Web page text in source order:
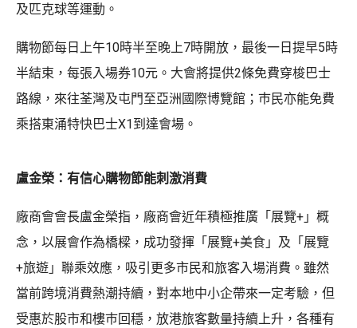
及匹克球等運動。
購物節每日上午10時半至晚上7時開放，最後一日提早5時
半結束，每張入場券10元。大會將提供2條免費穿梭巴士
路線，來往荃灣及屯門至亞洲國際博覽館；巿民亦能免費
乘搭東涌特快巴士X1到達會場。
盧金榮：有信心購物節能刺激消費
廠商會會長盧金榮指，廠商會近年積極推廣「展覽+」概
念，以展會作為橋樑，成功發揮「展覽+美食」及「展覽
+旅遊」聯乘效應，吸引更多市民和旅客入場消費。雖然
當前跨境消費熱潮持續，對本地中小企帶來一定考驗，但
受惠於股市和樓巿回穩，放港旅客數量持續上升，各種有